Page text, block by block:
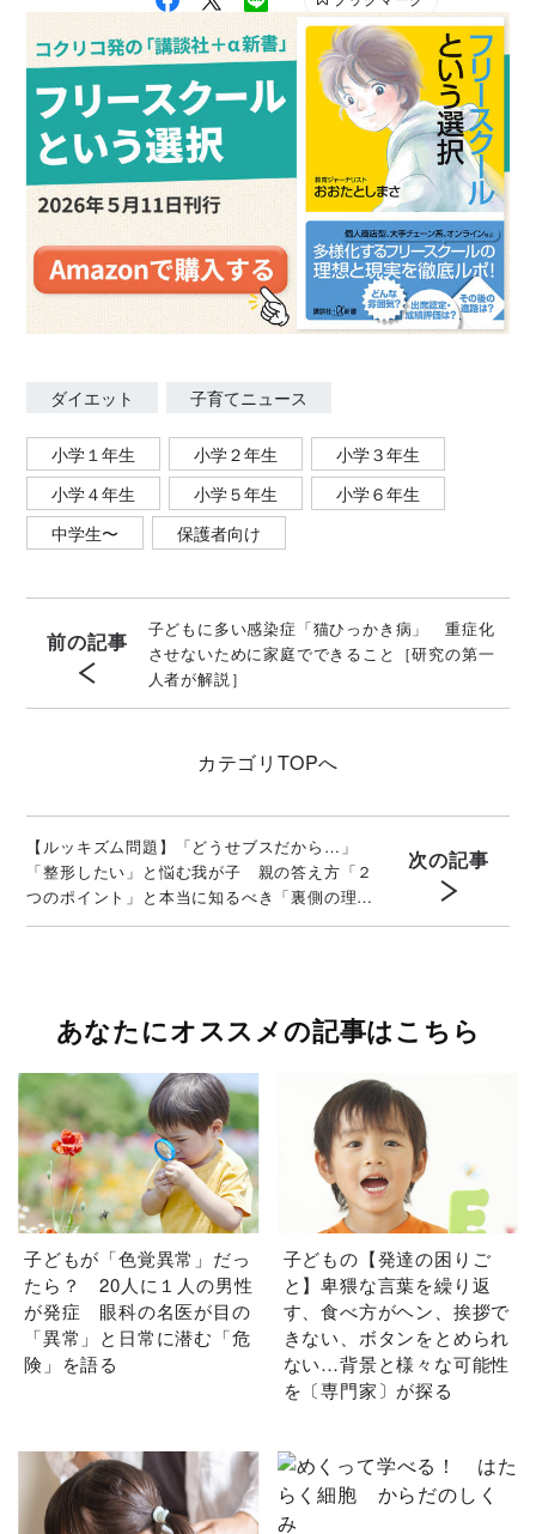
ダイエット 子育てニュース
小学１年生 小学２年生
小学３年生
小学４年生
小学５年生
小学６年生
中学生〜
保護者向け
前の記事
子どもに多い感染症「猫ひっかき病」 重症化
させないために家庭でできること［研究の第一
人者が解説］
カテゴリ TOPへ
【ルッキズム問題】「どうせブスだから…」
「整形したい」と悩む我が子 親の答え方「２
つのポイント」と本当に知るべき「裏側の理
由」
次の記事
あなたにオススメの記事はこちら
子どもが「色覚異常」だっ
たら？ 20人に１人の男性
が発症 眼科の名医が目の
「異常」と日常に潜む「危
険」を語る
子どもの【発達の困りご
と】卑猥な言葉を繰り返
す、食べ方がヘン、挨拶で
きない、ボタンをとめられ
ない…背景と様々な可能性
を〔専門家〕が探る